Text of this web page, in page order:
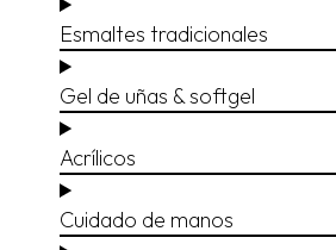
Esmaltes tradicionales
Gel de uñas & softgel
Acrílicos
Cuidado de manos